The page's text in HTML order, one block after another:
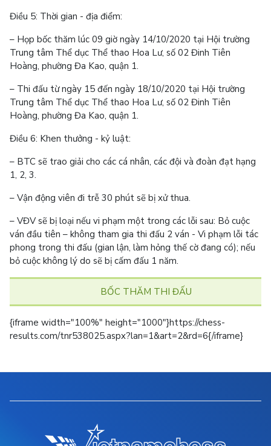
Điều 5: Thời gian - địa điểm:
– Họp bốc thăm lúc 09 giờ ngày 14/10/2020 tại Hội trường
Trung tâm Thể dục Thể thao Hoa Lư, số 02 Đinh Tiên
Hoàng, phường Đa Kao, quận 1.
– Thi đấu từ ngày 15 đến ngày 18/10/2020 tại Hội trường
Trung tâm Thể dục Thể thao Hoa Lư, số 02 Đinh Tiên
Hoàng, phường Đa Kao, quận 1.
Điều 6: Khen thưởng - kỷ luật:
– BTC sẽ trao giải cho các cá nhân, các đội và đoàn đạt hạng
1, 2, 3.
– Vận động viên đi trễ 30 phút sẽ bị xử thua.
– VĐV sẽ bị loại nếu vi phạm một trong các lỗi sau: Bỏ cuộc
ván đầu tiên – không tham gia thi đấu 2 ván - Vi phạm lỗi tác
phong trong thi đấu (gian lận, làm hỏng thế cờ đang có); nếu
bỏ cuộc không lý do sẽ bị cấm đấu 1 năm.
BỐC THĂM THI ĐẤU
{iframe width="100%" height="1000"}https://chess-
results.com/tnr538025.aspx?lan=1&art=2&rd=6{/iframe}